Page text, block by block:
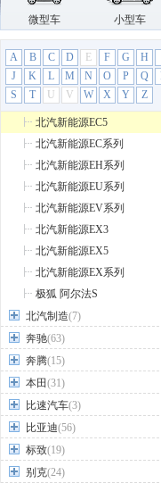
微型车 小型车
A B C D E F G H
J
K L M N O P Q
S
T U V W X Y Z
北汽新能源
ARCFOX αT
LITE
北汽新能源EC3
北汽新能源EC5
北汽新能源EC系列
北汽新能源EH系列
北汽新能源EU系列
北汽新能源EV系列
北汽新能源EX3
北汽新能源EX5
北汽新能源EX系列
极狐 阿尔法S
北汽制造(7)
奔驰(63)
奔腾(15)
本田(31)
比速汽车(3)
比亚迪(56)
标致(19)
别克(24)